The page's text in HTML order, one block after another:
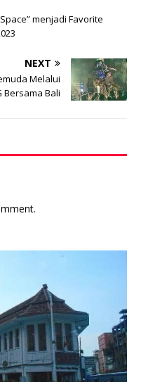
menjadi Favorite
NEXT
Melalui
Bersama Bali